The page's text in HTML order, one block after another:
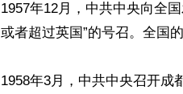
1957年12月，中共中央向全
或者超过英国”的号召。全国
1958年3月，中共中央召开成